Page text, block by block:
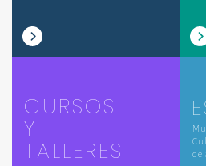
CURSOS
Y
TALLERES
de